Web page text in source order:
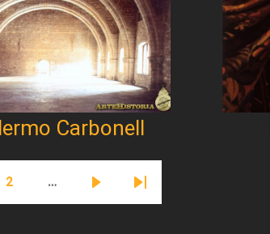
Carbonell
actual
Página
2 …
Siguiente página
Última página